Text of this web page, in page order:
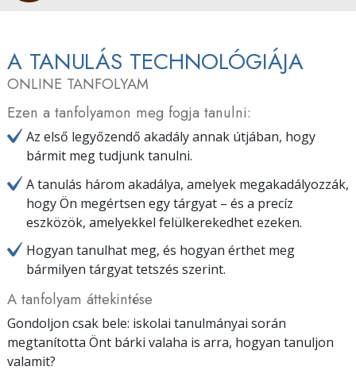
A TANULÁS TECHNOLÓGIÁJA
ONLINE TANFOLYAM
Ezen a tanfolyamon meg fogja tanulni:
Az első legyőzendő akadály annak útjában, hogy
bármit meg tudjunk tanulni.
A tanulás három akadálya, amelyek megakadályozzák,
hogy Ön megértsen egy tárgyat – és a precíz
eszközök, amelyekkel felülkerekedhet ezeken.
Hogyan tanulhat meg, és hogyan érthet meg
bármilyen tárgyat tetszés szerint.
A tanfolyam áttekintése
Gondoljon csak bele: iskolai tanulmányai során
megtanította Önt bárki valaha is arra, hogyan tanuljon
valamit?